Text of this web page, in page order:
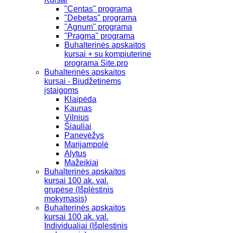
"Centas" programa
"Debetas" programa
"Agnum" programa
"Pragma" programa
Buhalterinės apskaitos
kursai + su kompiuterine
programa Site.pro
Buhalterinės apskaitos
kursai - Biudžetinėms
įstaigoms
Klaipėda
Kaunas
Vilnius
Šiauliai
Panevėžys
Marijampolė
Alytus
Mažeikiai
Buhalterinės apskaitos
kursai 100 ak. val.
grupėse (Išplėstinis
mokymasis)
Buhalterinės apskaitos
kursai 100 ak. val.
Individualiai (Išplėstinis